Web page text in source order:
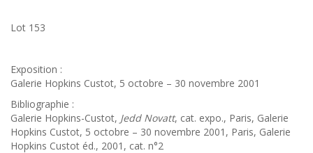
Lot 153
Exposition :
Galerie Hopkins Custot, 5 octobre – 30 novembre 2001
Bibliographie :
Galerie Hopkins-Custot, Jedd Novatt, cat. expo., Paris, Galerie
Hopkins Custot, 5 octobre – 30 novembre 2001, Paris, Galerie
Hopkins Custot éd., 2001, cat. n°2